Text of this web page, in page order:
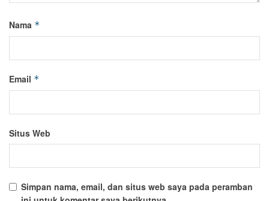
Nama *
Email *
Situs Web
Simpan nama, email, dan situs web saya pada peramban